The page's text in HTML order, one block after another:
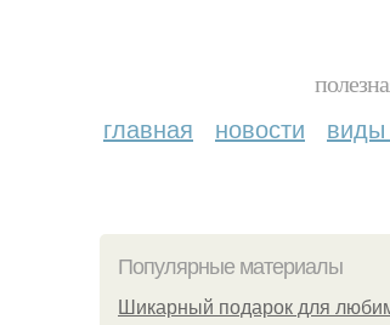
главная новости виды
Популярные материалы
Шикарный подарок для